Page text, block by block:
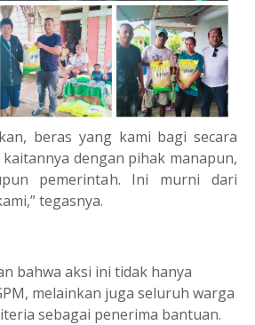
beras yang kami bagi secara
dengan pihak manapun,
pemerintah. Ini murni dari
tegasnya.
bahwa aksi ini tidak hanya
melainkan juga seluruh warga
sebagai penerima bantuan.